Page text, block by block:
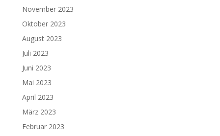
November 2023
Oktober 2023
August 2023
Juli 2023
Juni 2023
Mai 2023
April 2023
März 2023
Februar 2023